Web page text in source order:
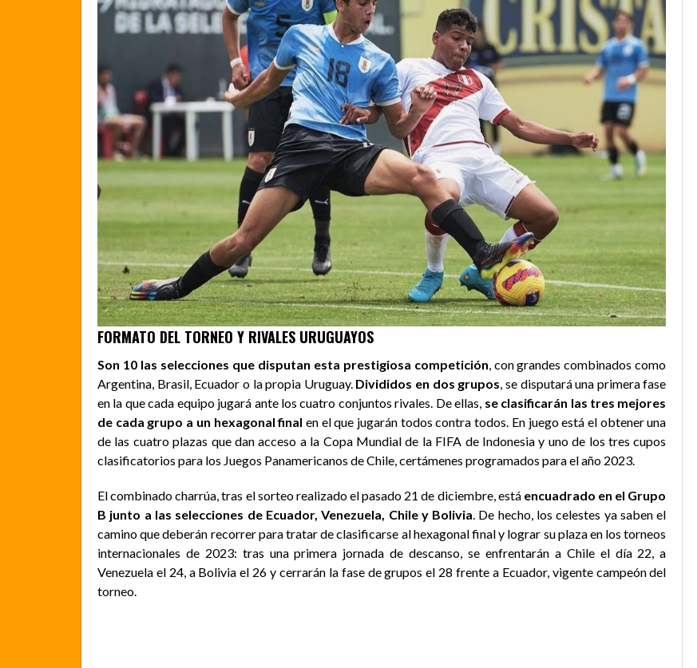
FORMATO DEL TORNEO Y RIVALES URUGUAYOS
Son 10 las selecciones que disputan esta prestigiosa competición, con grandes combinados como
Argentina, Brasil, Ecuador o la propia Uruguay. Divididos en dos grupos, se disputará una primera fase
en la que cada equipo jugará ante los cuatro conjuntos rivales. De ellas, se clasificarán las tres mejores
de cada grupo a un hexagonal final en el que jugarán todos contra todos. En juego está el obtener una
de las cuatro plazas que dan acceso a la Copa Mundial de la FIFA de Indonesia y uno de los tres cupos
clasificatorios para los Juegos Panamericanos de Chile, certámenes programados para el año 2023.
El combinado charrúa, tras el sorteo realizado el pasado 21 de diciembre, está encuadrado en el Grupo
B junto a las selecciones de Ecuador, Venezuela, Chile y Bolivia. De hecho, los celestes ya saben el
camino que deberán recorrer para tratar de clasificarse al hexagonal final y lograr su plaza en los torneos
internacionales de 2023: tras una primera jornada de descanso, se enfrentarán a Chile el día 22, a
Venezuela el 24, a Bolivia el 26 y cerrarán la fase de grupos el 28 frente a Ecuador, vigente campeón del
torneo.